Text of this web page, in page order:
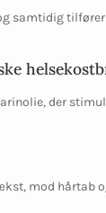
samtidig
der
mod hårtab